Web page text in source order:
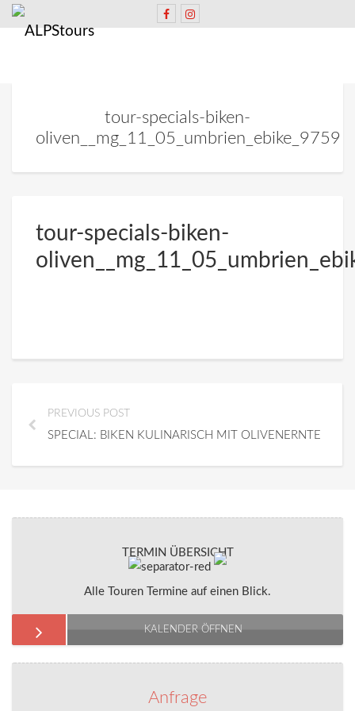
tour-specials-biken-
oliven__mg_11_05_umbrien_ebike_9759
tour-specials-biken-
PREVIOUS POST
SPECIAL: BIKEN KULINARISCH MIT OLIVENERNTE
TERMIN ÜBERSICHT
Alle Touren Termine auf einen Blick.
KALENDER ÖFFNEN
Anfrage